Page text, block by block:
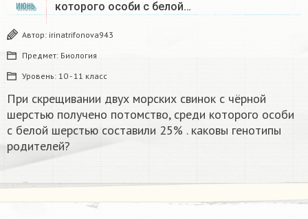
ИЮНЬ
которого особи с белой…
Автор: irinatrifonova943
Предмет: Биология
Уровень: 10 - 11 класс
При скрещивании двух морских свинок с чёрной
шерстью получено потомство, среди которого особи
с белой шерстью составили 25% . каковы генотипы
родителей?